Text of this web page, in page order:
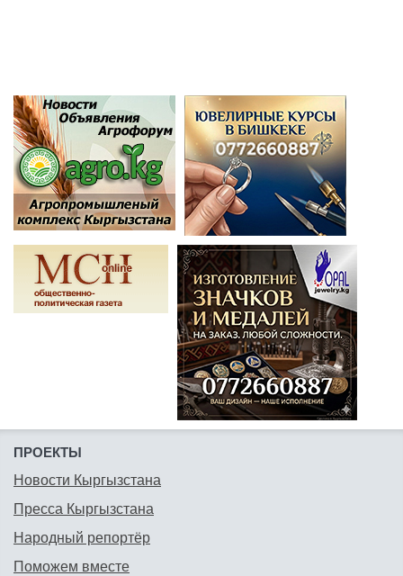
ПРОЕКТЫ
Новости Кыргызстана
Пресса Кыргызстана
Народный репортёр
Поможем вместе